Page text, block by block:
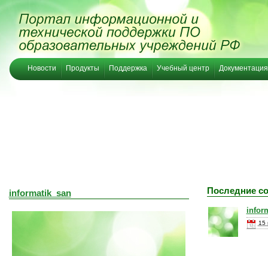
Новости Продукты Поддержка Учебный центр Документация
informatik_san Последние
15